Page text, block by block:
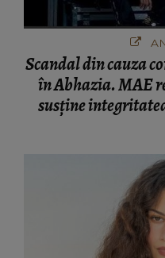
Scandal din cauza
în Abhazia. MAE
susține